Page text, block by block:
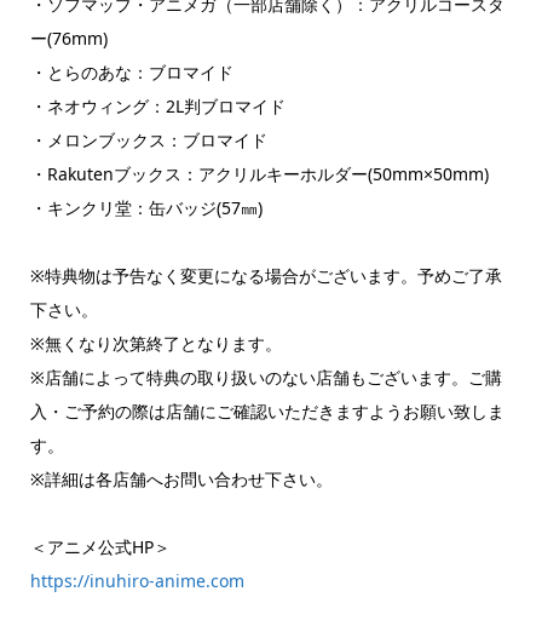
ー(76mm)
・とらのあな：ブロマイド
・ネオウィング：2L判ブロマイド
・メロンブックス：ブロマイド
・Rakutenブックス：アクリルキーホルダー(50mm×50mm)
・キンクリ堂：缶バッジ(57㎜)
※特典物は予告なく変更になる場合がございます。予めご了承
下さい。
※無くなり次第終了となります。
※店舗によって特典の取り扱いのない店舗もございます。ご購
入・ご予約の際は店舗にご確認いただきますようお願い致しま
す。
※詳細は各店舗へお問い合わせ下さい。
＜アニメ公式HP＞
https://inuhiro-anime.com